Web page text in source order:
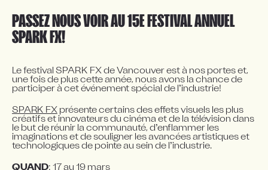
PASSEZ NOUS VOIR AU 15E FESTIVAL ANNUEL
SPARK FX!
Le festival SPARK FX de Vancouver est à nos portes et,
une fois de plus cette année, nous avons la chance de
participer à cet événement spécial de l’industrie!
SPARK FX présente certains des effets visuels les plus
créatifs et innovateurs du cinéma et de la télévision dans
le but de réunir la communauté, d’enflammer les
imaginations et de souligner les avancées artistiques et
technologiques de pointe au sein de l’industrie.
QUAND